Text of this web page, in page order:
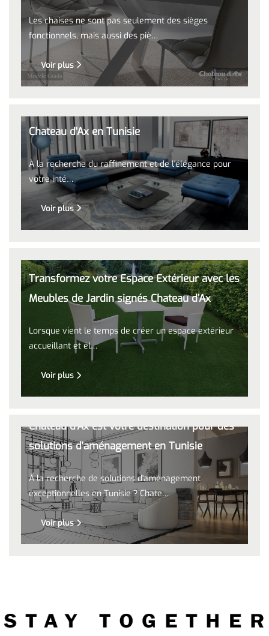
Les chaises ne sont pas seulement des sièges
fonctionnels, mais aussi des piè…
Voir plus
Chateau d'Ax en Tunisie
À la recherche du raffinement et de l'élégance pour
votre inté…
Voir plus
Transformez votre Espace Extérieur avec les
Meubles de Jardin signés Chateau d’Ax
Lorsque vient le temps de créer un espace extérieur
accueillant et él…
Voir plus
Chateau d'Ax est votre destination pour des
solutions d'aménagement en Tunisie
À la recherche de solutions d'aménagement
exceptionnelles en Tunisie ? Chate…
Voir plus